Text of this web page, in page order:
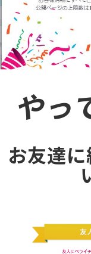
やっ
お友達